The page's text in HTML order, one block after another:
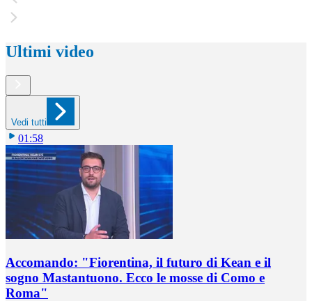
Ultimi video
Vedi tutti
01:58
Accomando: "Fiorentina, il futuro di Kean e il
sogno Mastantuono. Ecco le mosse di Como e
Roma"